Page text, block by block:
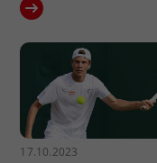
17.10.2023